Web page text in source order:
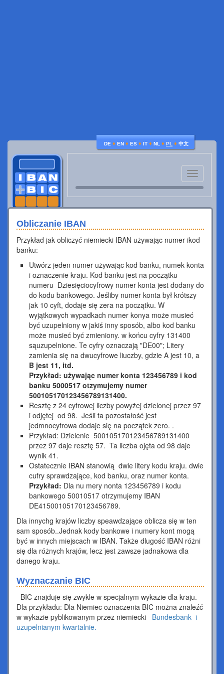
DE ♦ EN ♦ ES ♦ IT ♦ NL ♦ PL ♦ 中文
Toggle
navigation
Obliczanie IBAN
Przykład jak obliczyć niemiecki IBAN używając numer ikod
banku:
Utwórz jeden numer używając kod banku, numek konta
i oznaczenie kraju. Kod banku jest na początku
numeru Dziesięciocyfrowy numer konta jest dodany do
do kodu bankowego. Jeśliby numer konta był krótszy
jak 10 cyft, dodaje się zera na początku. W
wyjątkowych wypadkach numer konya może musieć
być uzupelniony w jakiś inny sposób, albo kod banku
może musieć być zmieniony. w końcu cyfry 131400
sąuzupelnione. Te cyfry oznaczają "DE00"; Litery
zamienia się na dwucyfrowe liuczby, gdzie A jest 10, a
B jest 11, itd.
Przykład: używając numer konta 123456789 i kod
banku 5000517 otzymujemy numer
500105170123456789131400.
Resztę z 24 cyfrowej liczby powyżej dzielonej przez 97
i odjętej od 98. Jeśli ta pozostałość jest
jedmnocyfrowa dodaje się na początek zero. .
Przykład: Dzielenie 500105170123456789131400
przez 97 daje resztę 57. Ta liczba ojęta od 98 daje
wynik 41.
Ostatecznie IBAN stanowią dwie litery kodu kraju. dwie
cufry sprawdzające, kod banku, oraz numer konta.
Przykład: Dla nu mery nonta 123456789 i kodu
bankowego 50010517 otrzymujemy IBAN
DE41500105170123456789.
Dla innychg krajów liczby speawdzające oblicza się w ten
sam sposób..Jednak kody bankowe i numery kont mogą
być w innych miejscach w IBAN. Także dlugość IBAN różni
się dla różnych krajów, lecz jest zawsze jadnakowa dla
danego kraju.
Wyznaczanie BIC
BIC znajduje się zwykle w specjalnym wykazie dla kraju.
Dla przykładu: Dla Niemiec oznaczenia BIC można znaleźć
w wykazie pyblikowanym przez niemiecki Bundesbank i
uzupelnianym kwartalnie.